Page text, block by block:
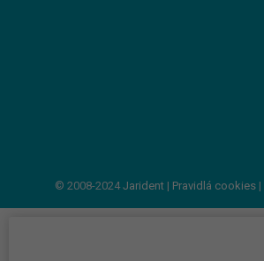
© 2008-2024Jarident | Pravidlá cookies |